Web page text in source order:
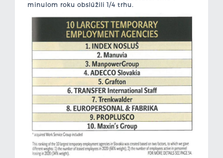
minulom roku obslúžili 1/4 trhu.